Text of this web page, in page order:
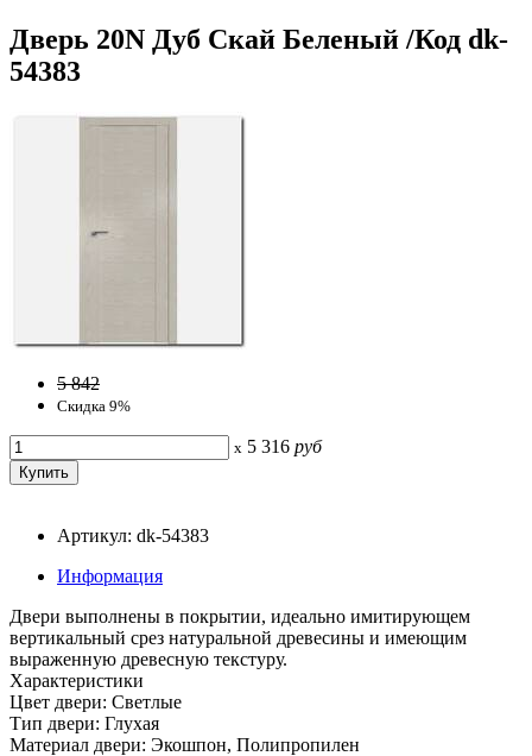
Дверь 20N Дуб Скай Беленый /Код dk-
54383
5 842
Скидка 9%
x 5 316 руб
Артикул: dk-54383
Информация
Двери выполнены в покрытии, идеально имитирующем
вертикальный срез натуральной древесины и имеющим
выраженную древесную текстуру.
Характеристики
Цвет двери: Светлые
Тип двери: Глухая
Материал двери: Экошпон, Полипропилен